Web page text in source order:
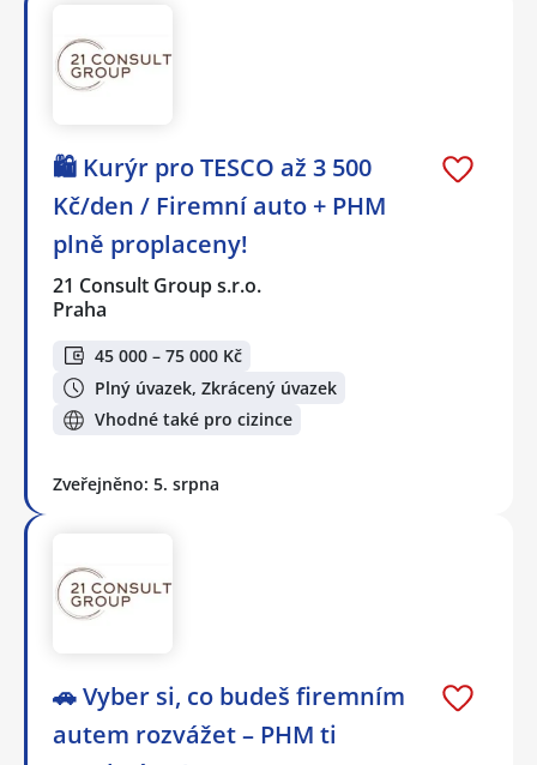
🛍️ Kurýr pro TESCO až 3 500
Kč/den / Firemní auto + PHM
plně proplaceny!
21 Consult Group s.r.o.
Praha
45 000 – 75 000 Kč
Plný úvazek, Zkrácený úvazek
Vhodné také pro cizince
Zveřejněno: 5. srpna
🚗 Vyber si, co budeš firemním
autem rozvážet – PHM ti